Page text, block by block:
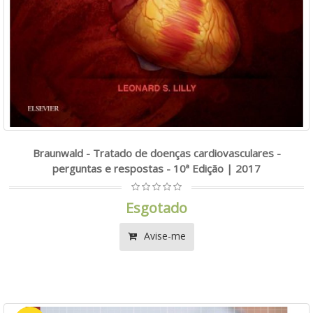
Braunwald - Tratado de doenças cardiovasculares -
perguntas e respostas - 10ª Edição | 2017
Esgotado
Avise-me